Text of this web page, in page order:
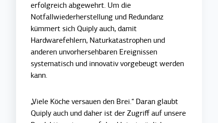
erfolgreich abgewehrt. Um die
Notfallwiederherstellung und Redundanz
kümmert sich Quiply auch, damit
Hardwarefehlern, Naturkatastrophen und
anderen unvorhersehbaren Ereignissen
systematisch und innovativ vorgebeugt werden
kann.
„Viele Köche versauen den Brei.“ Daran glaubt
Quiply auch und daher ist der Zugriff auf unsere